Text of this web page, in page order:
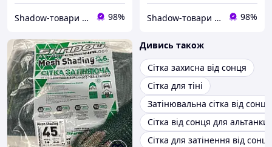
Shadow-товари для сільського господарства та домашнього вжитку 98% Shadow-товари для сільського господарства та домашнього вжитку 98%
Дивись також
Сітка захисна від сонця
Сітка для тіні
Затінювальна сітка від сонця
Сітка від сонця для альтанки
Сітка для затінення від сонця